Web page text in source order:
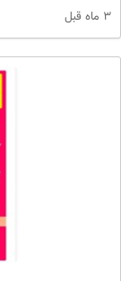
3 ماه قبل